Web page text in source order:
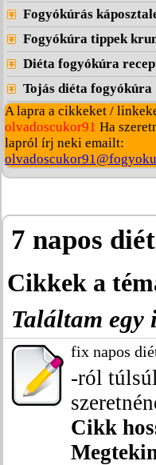
Fogyókúrás
Fogyókúra tippek
Diéta fogyókúra
Tojás diéta fogyókúra
A lapra a cikkeket /
olvadoscukor91 Ha
lapról írj neki emailt:
7 napos
Cikkek a
Találtam egy
fix napos
-ról
Cikk